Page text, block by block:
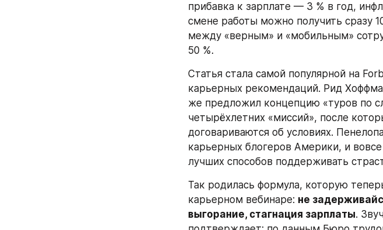
прибавка к зарплате — 3 % в год,
смене работы можно получить сразу
между «верным» и «мобильным»
50 %.
Статья стала самой популярной на
карьерных рекомендаций. Рид
же предложил концепцию «туров по
четырёхлетних «миссий», после
договариваются об условиях.
карьерных блогеров Америки, и
лучших способов поддерживать
Так родилась формула, которую
карьерном вебинаре: не
выгорание, стагнация зарплаты.